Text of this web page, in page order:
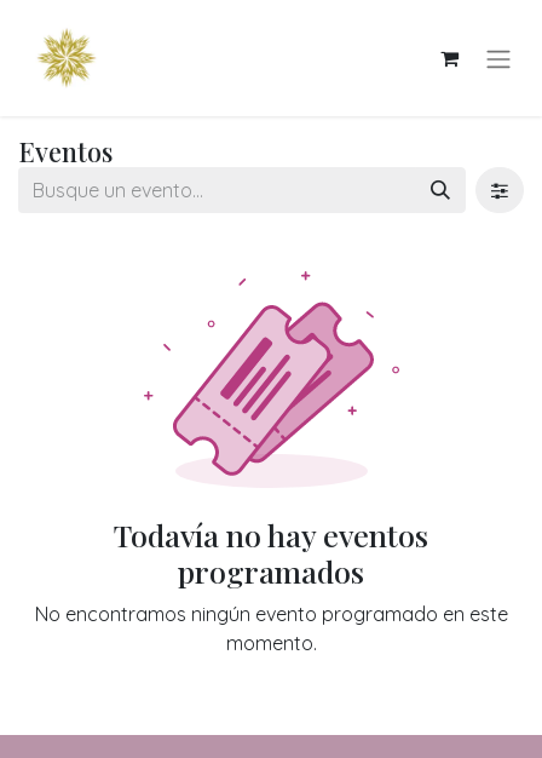
Eventos
Todavía no hay eventos
programados
No encontramos ningún evento programado en este
momento.